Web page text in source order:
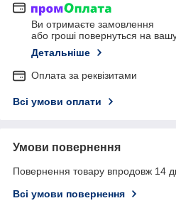
Ви отримаєте замовлення
або гроші повернуться на
Детальніше
Оплата за реквізитами
Всі умови оплати
Умови повернення
Повернення товару впродовж 14
Всі умови повернення